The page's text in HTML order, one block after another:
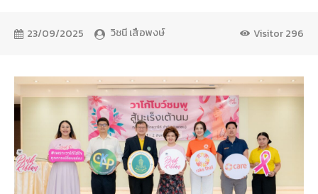
23/09/2025 วิชนี เสือพงษ์ Visitor296